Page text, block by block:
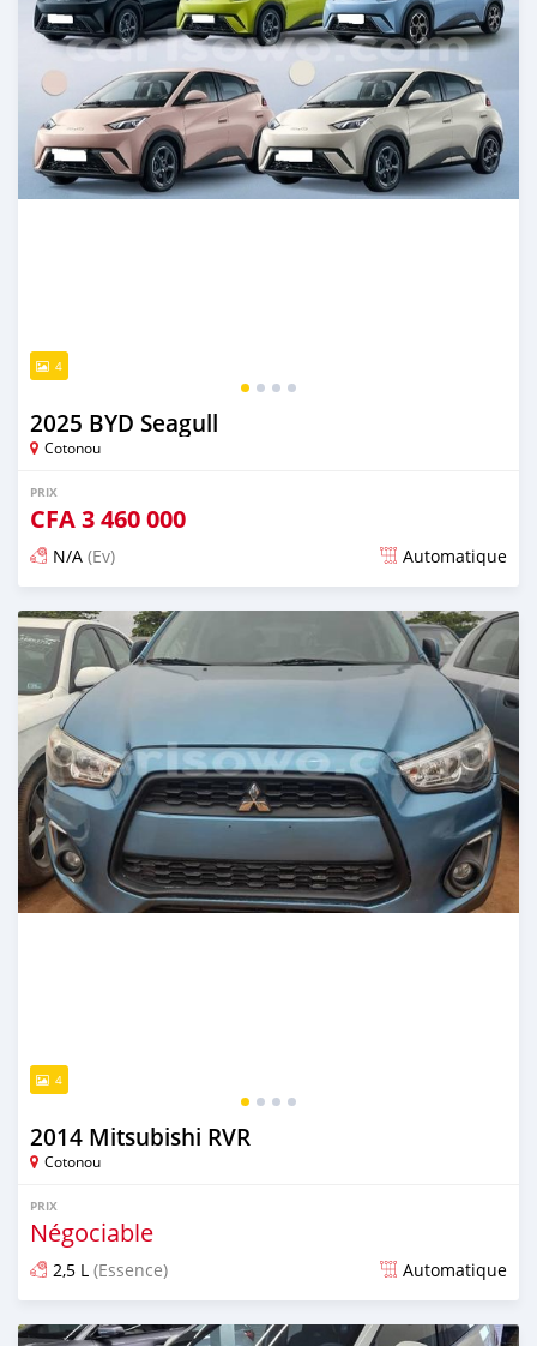
4
2025 BYD Seagull
Cotonou
PRIX
CFA3 460 000
N/A (Ev) Automatique
Publié il y a 14 jours
4
2014 Mitsubishi RVR
Cotonou
PRIX
Négociable
2,5 L (Essence) Automatique
Publié il y a environ 2 mois